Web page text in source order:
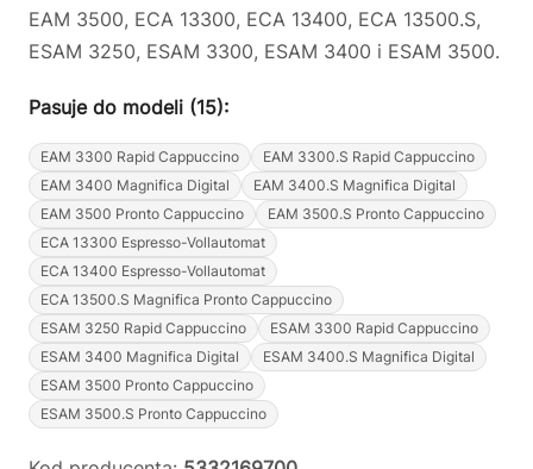
EAM 3500, ECA 13300, ECA 13400, ECA 13500.S,
ESAM 3250, ESAM 3300, ESAM 3400 i ESAM 3500.
Pasuje do modeli (15):
EAM 3300 Rapid Cappuccino
EAM 3300.S Rapid Cappuccino
EAM 3400 Magnifica Digital
EAM 3400.S Magnifica Digital
EAM 3500 Pronto Cappuccino
EAM 3500.S Pronto Cappuccino
ECA 13300 Espresso-Vollautomat
ECA 13400 Espresso-Vollautomat
ECA 13500.S Magnifica Pronto Cappuccino
ESAM 3250 Rapid Cappuccino
ESAM 3300 Rapid Cappuccino
ESAM 3400 Magnifica Digital
ESAM 3400.S Magnifica Digital
ESAM 3500 Pronto Cappuccino
ESAM 3500.S Pronto Cappuccino